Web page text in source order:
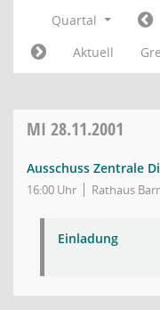
Quartal
Aktuell
MI 28.11.2001
Ausschuss Zentrale
16:00 Uhr Rathaus
Einladung